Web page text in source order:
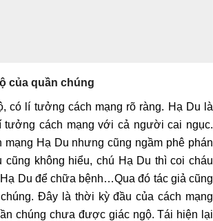
của quần chúng
có lí tưởng cách mạng rõ ràng. Hạ Du là
tưởng cách mạng với cả người cai ngục.
Hạ Du nhưng cũng ngầm phê phán
không hiểu, chú Hạ Du thì coi cháu
Du để chữa bệnh…Qua đó tác giả cũng
Đây là thời kỳ đầu của cách mạng
chúng chưa được giác ngộ. Tái hiện lại